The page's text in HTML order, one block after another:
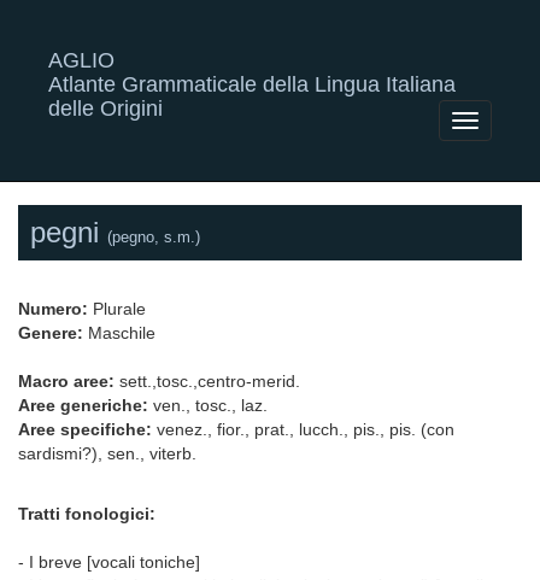
AGLIO
Atlante Grammaticale della Lingua Italiana
delle Origini
Toggle
pegni (pegno, s.m.)
Numero: Plurale
Genere: Maschile
Macro aree: sett.,tosc.,centro-merid.
Aree generiche: ven., tosc., laz.
Aree specifiche: venez., fior., prat., lucch., pis., pis. (con
sardismi?), sen., viterb.
Tratti fonologici:
- I breve [vocali toniche]